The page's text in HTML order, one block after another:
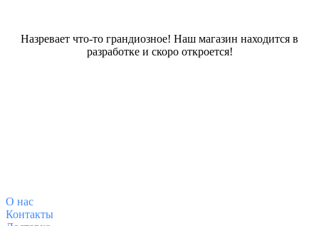
Назревает что-то грандиозное! Наш магазин находится в
разработке и скоро откроется!
О нас
Контакты